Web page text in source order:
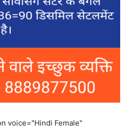
voice="Hindi Female"